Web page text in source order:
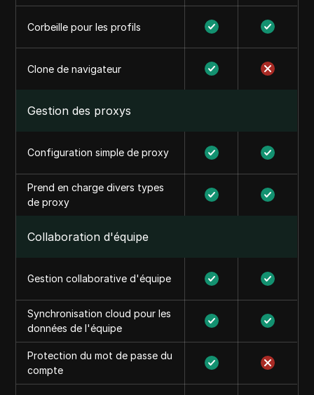
Corbeille pour les profils
Clone de navigateur
Gestion des proxys
Configuration simple de proxy
Prend en charge divers types
de proxy
Collaboration d'équipe
Gestion collaborative d'équipe
Synchronisation cloud pour les
données de l'équipe
Protection du mot de passe du
compte